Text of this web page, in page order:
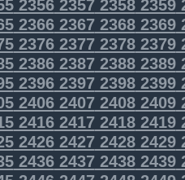
2356235723582359
2366236723682369
2376237723782379
2386238723882389
2396239723982399
2406240724082409
2416241724182419
2426242724282429
2436243724382439